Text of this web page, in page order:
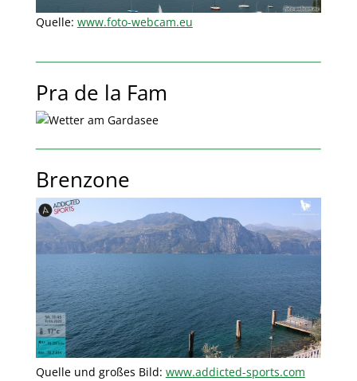
Quelle: www.foto-webcam.eu
Pra de la Fam
Brenzone
Quelle und großes Bild: www.addicted-sports.com